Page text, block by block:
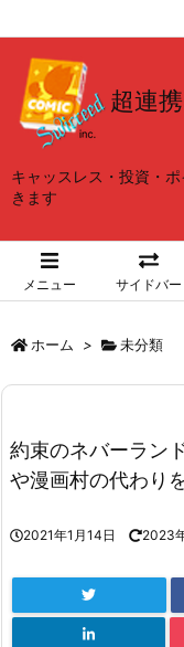
超連
キャッスレス・投資・
きます
メニュー サイドバー
ホーム > 未分類
約束のネバーラン
や漫画村の代わり
2021年1月14日 2023